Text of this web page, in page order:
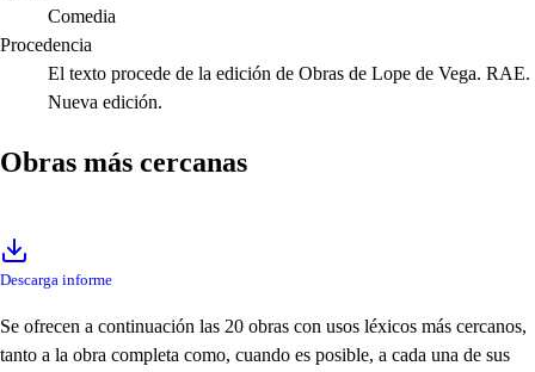
Comedia
Procedencia
El texto procede de la edición de Obras de Lope de Vega. RAE.
Nueva edición.
Obras más cercanas
Descarga informe
Se ofrecen a continuación las 20 obras con usos léxicos más cercanos,
tanto a la obra completa como, cuando es posible, a cada una de sus